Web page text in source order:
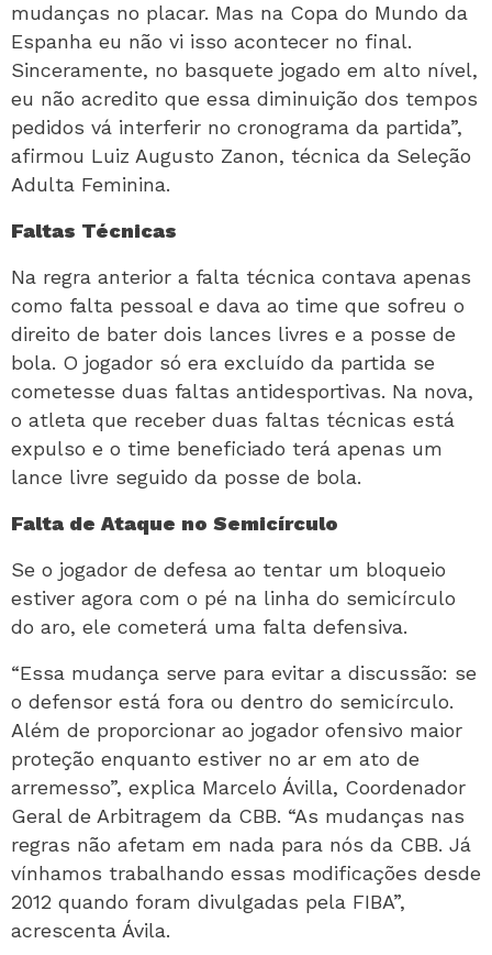
mudanças no placar. Mas na Copa do Mundo da
Espanha eu não vi isso acontecer no final.
Sinceramente, no basquete jogado em alto nível,
eu não acredito que essa diminuição dos tempos
pedidos vá interferir no cronograma da partida”,
afirmou Luiz Augusto Zanon, técnica da Seleção
Adulta Feminina.
Faltas Técnicas
Na regra anterior a falta técnica contava apenas
como falta pessoal e dava ao time que sofreu o
direito de bater dois lances livres e a posse de
bola. O jogador só era excluído da partida se
cometesse duas faltas antidesportivas. Na nova,
o atleta que receber duas faltas técnicas está
expulso e o time beneficiado terá apenas um
lance livre seguido da posse de bola.
Falta de Ataque no Semicírculo
Se o jogador de defesa ao tentar um bloqueio
estiver agora com o pé na linha do semicírculo
do aro, ele cometerá uma falta defensiva.
“Essa mudança serve para evitar a discussão: se
o defensor está fora ou dentro do semicírculo.
Além de proporcionar ao jogador ofensivo maior
proteção enquanto estiver no ar em ato de
arremesso”, explica Marcelo Ávilla, Coordenador
Geral de Arbitragem da CBB. “As mudanças nas
regras não afetam em nada para nós da CBB. Já
vínhamos trabalhando essas modificações desde
2012 quando foram divulgadas pela FIBA”,
acrescenta Ávila.